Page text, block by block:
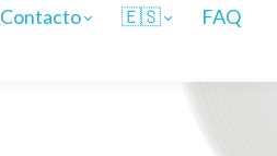
Contacto 🇪🇸 FAQ